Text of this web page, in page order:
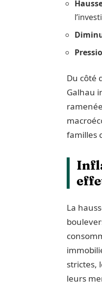
Du côté
Galhau
familles
La
strictes,
leurs